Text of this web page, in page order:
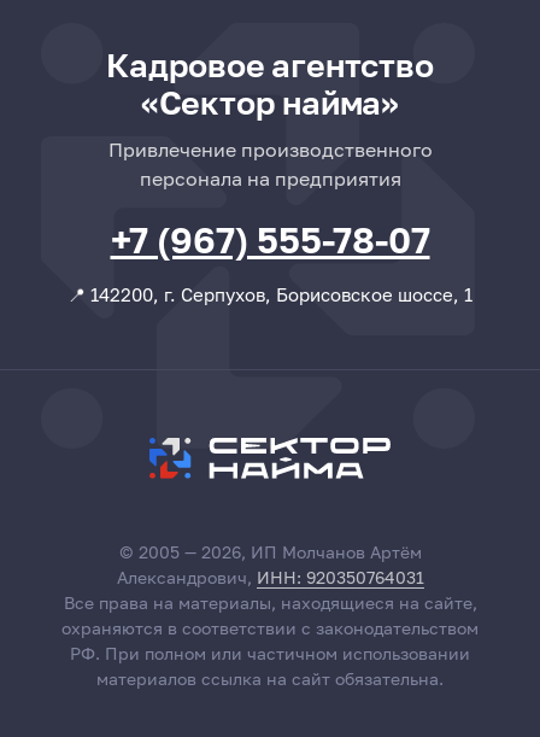
© 2005 — 2026, ИП Молчанов Артём
Александрович, ИНН: 920350764031
Все права на материалы, находящиеся на сайте,
охраняются в соответствии с законодательством
РФ. При полном или частичном использовании
материалов ссылка на сайт обязательна.
+7 (967) 555-78-07
📍 142200, г. Серпухов, Борисовское шоссе, 1
Привлечение производственного
персонала на предприятия
Кадровое агентство
«Сектор найма»